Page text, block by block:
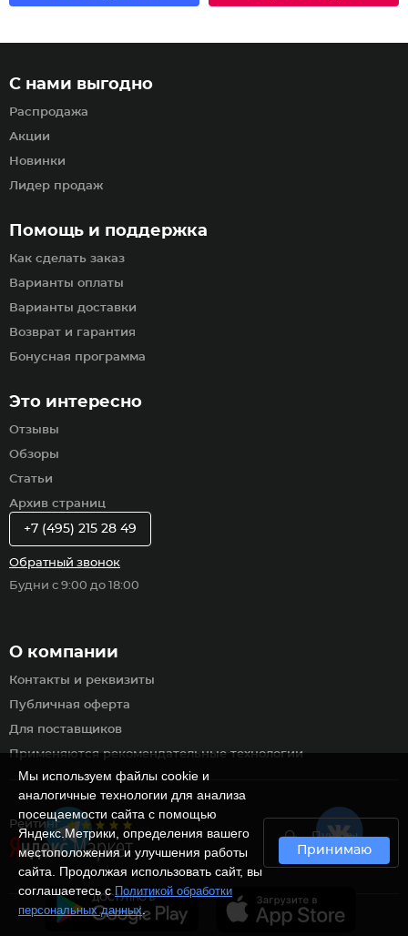
Рейтинг
Пункты
самовывоза
Помощь и поддержка
Как сделать заказ
Варианты оплаты
Варианты доставки
Возврат и гарантия
Бонусная программа
С нами выгодно
Распродажа
Акции
Новинки
Лидер продаж
Это интересно
Отзывы
Обзоры
Статьи
Архив страниц
О компании
Контакты и реквизиты
Публичная оферта
Для поставщиков
Применяются рекомендательные технологии
+7 (495) 215 28 49
Обратный звонок
Будни с 9:00 до 18:00
Мы используем файлы cookie и
аналогичные технологии для анализа
посещаемости сайта с помощью
Яндекс.Метрики, определения вашего
местоположения и улучшения работы
сайта. Продолжая использовать сайт, вы
соглашаетесь с Политикой обработки
персональных данных.
Принимаю